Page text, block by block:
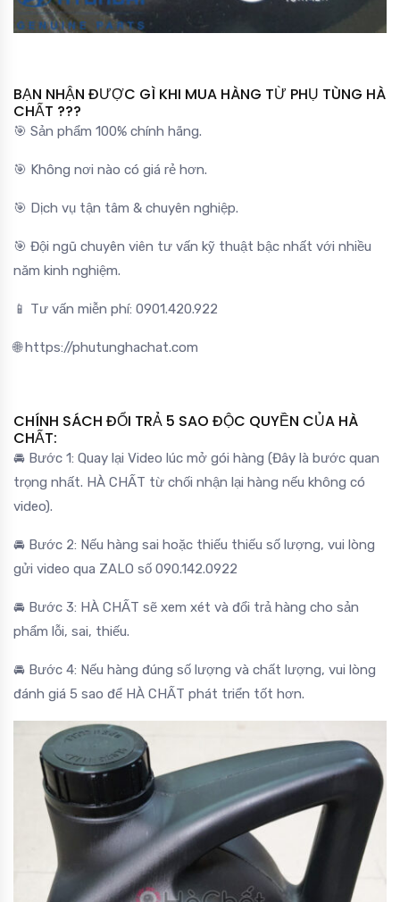
BẠN NHẬN ĐƯỢC GÌ KHI MUA HÀNG TỪ PHỤ TÙNG HÀ
CHẤT ???
🎯 Sản phẩm 100% chính hãng.
🎯 Không nơi nào có giá rẻ hơn.
🎯 Dịch vụ tận tâm & chuyên nghiệp.
🎯 Đội ngũ chuyên viên tư vấn kỹ thuật bậc nhất với nhiều
năm kinh nghiệm.
📱 Tư vấn miễn phí: 0901.420.922
🌐 https://phutunghachat.com
CHÍNH SÁCH ĐỔI TRẢ 5 SAO ĐỘC QUYỀN CỦA HÀ
CHẤT:
🚘 Bước 1: Quay lại Video lúc mở gói hàng (Đây là bước quan
trọng nhất. HÀ CHẤT từ chối nhận lại hàng nếu không có
video).
🚘 Bước 2: Nếu hàng sai hoặc thiếu thiếu số lượng, vui lòng
gửi video qua ZALO số 090.142.0922
🚘 Bước 3: HÀ CHẤT sẽ xem xét và đổi trả hàng cho sản
phẩm lỗi, sai, thiếu.
🚘 Bước 4: Nếu hàng đúng số lượng và chất lượng, vui lòng
đánh giá 5 sao để HÀ CHẤT phát triển tốt hơn.